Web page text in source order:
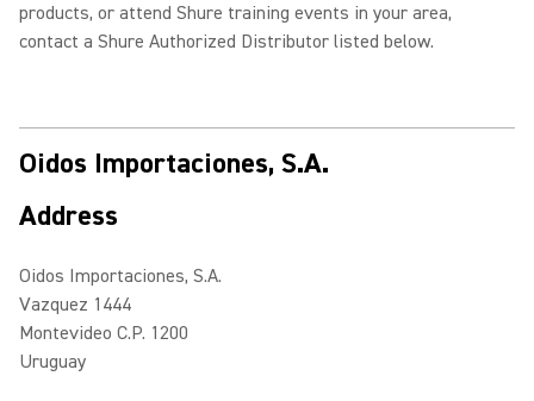
products, or attend Shure training events in your area,
contact a Shure Authorized Distributor listed below.
Oidos Importaciones, S.A.
Address
Oidos Importaciones, S.A.
Vazquez 1444
Montevideo C.P. 1200
Uruguay